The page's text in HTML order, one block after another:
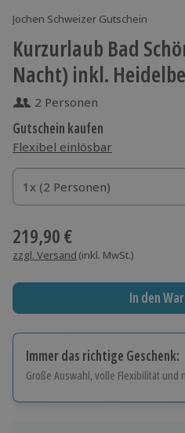
Jochen Schweizer Gutschein
Kurzurlaub Bad
Nacht) inkl.
2 Personen
Gutschein kaufen
Flexibel einlösbar
1x (2 Personen)
1x (2 Personen)
1x (2 Personen)
219,90 €
zzgl. Versand (inkl. MwSt.)
In den
Immer das richtige Geschenk:
Große Auswahl, volle Flexibilität und